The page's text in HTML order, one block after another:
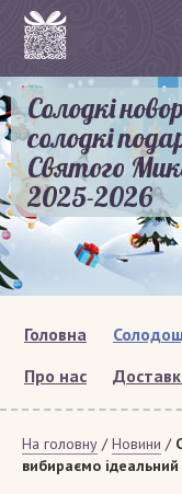
Солодкі
солодкі
Святого
2025-2026
Головна
Про нас
На головну /Новини /
вибираємо